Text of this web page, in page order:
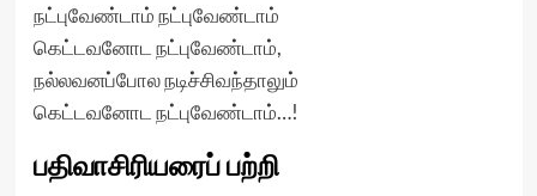
நட்புவேண்டாம் நட்புவேண்டாம்
கெட்டவனோட நட்புவேண்டாம்,
நல்லவனப்போல நடிச்சிவந்தாலும்
கெட்டவனோட நட்புவேண்டாம்…!
பதிவாசிரியரைப் பற்றி